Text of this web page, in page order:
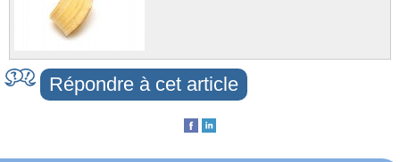
Répondre à cet article